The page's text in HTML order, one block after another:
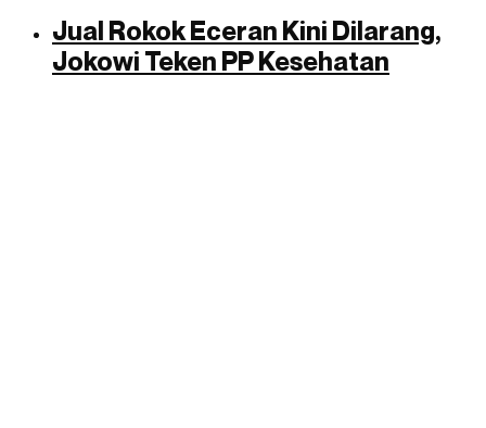
Jual Rokok Eceran Kini Dilarang,
Jokowi Teken PP Kesehatan